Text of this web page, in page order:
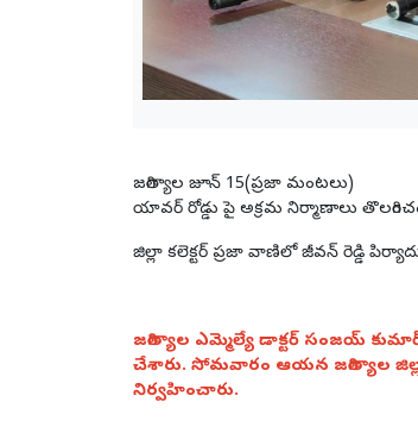
జగిత్యాల జూన్ 15(ప్రజా మంటలు)
యావర్ రోడ్డు పై అక్రమ నిర్మాణాలు
జిల్లా కలెక్టర్ ప్రజా వాణిలో జీవన్ రెడ్డి
జగిత్యాల ఎమ్మెల్యే డాక్టర్ సంజయ్
చేశారు. సోమవారం ఆయన జగిత్యాల
నిర్వహించారు.